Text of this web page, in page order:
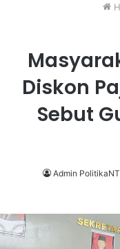
Diskon
Sebut
Admin